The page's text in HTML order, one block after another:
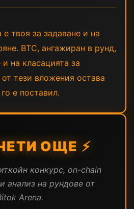
е твоя за задаване и на
BTC, ангажиран в рунд,
на класацията за
тези вложения остава
е поставил.
ОЩЕ ⚡
конкурс, on-chain
анализ на рундове от
Arena.